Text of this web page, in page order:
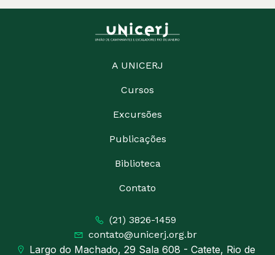
A UNICERJ
Cursos
Excursões
Publicações
Biblioteca
Contato
(21) 3826-1459
contato@unicerj.org.br
Largo do Machado, 29 Sala 608 - Catete, Rio de